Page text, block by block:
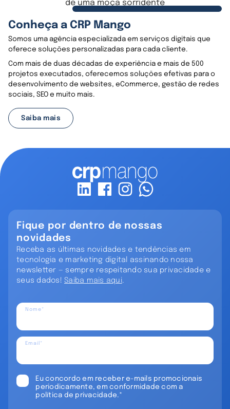
Conheça a CRP Mango
Somos uma agência especializada em serviços digitais que
oferece soluções personalizadas para cada cliente.
Com mais de duas décadas de experiência e mais de 500
projetos executados, oferecemos soluções efetivas para o
desenvolvimento de websites, eCommerce, gestão de redes
sociais, SEO e muito mais.
Saiba mais
Fique por dentro de nossas
novidades
Receba as últimas novidades e tendências em
tecnologia e marketing digital assinando nossa
newsletter — sempre respeitando sua privacidade e
seus dados! Saiba mais aqui.
Nome*
Email*
Eu concordo em receber e-mails promocionais
periodicamente, em conformidade com a
política de privacidade.*